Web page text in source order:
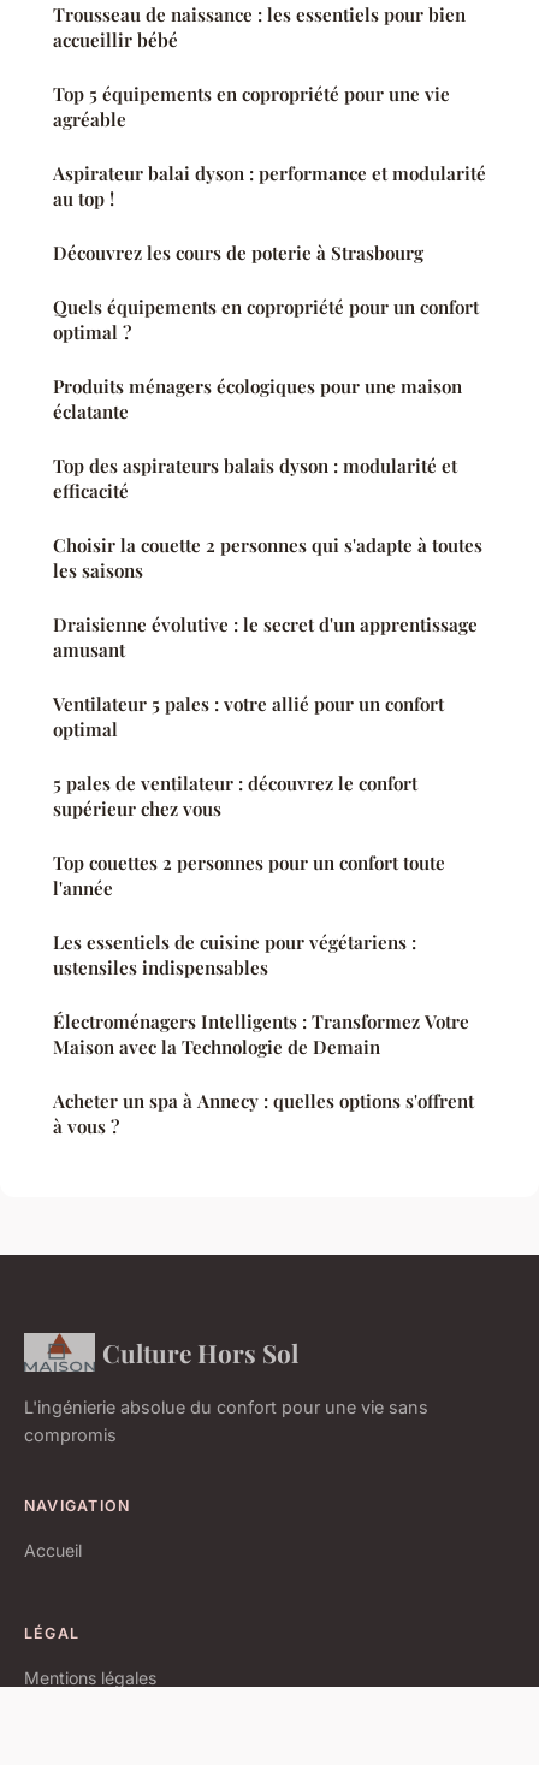
Trousseau de naissance : les essentiels pour bien
accueillir bébé
Top 5 équipements en copropriété pour une vie
agréable
Aspirateur balai dyson : performance et modularité
au top !
Découvrez les cours de poterie à Strasbourg
Quels équipements en copropriété pour un confort
optimal ?
Produits ménagers écologiques pour une maison
éclatante
Top des aspirateurs balais dyson : modularité et
efficacité
Choisir la couette 2 personnes qui s'adapte à toutes
les saisons
Draisienne évolutive : le secret d'un apprentissage
amusant
Ventilateur 5 pales : votre allié pour un confort
optimal
5 pales de ventilateur : découvrez le confort
supérieur chez vous
Top couettes 2 personnes pour un confort toute
l'année
Les essentiels de cuisine pour végétariens :
ustensiles indispensables
Électroménagers Intelligents : Transformez Votre
Maison avec la Technologie de Demain
Acheter un spa à Annecy : quelles options s'offrent
à vous ?
Culture Hors Sol
L'ingénierie absolue du confort pour une vie sans
compromis
NAVIGATION
Accueil
LÉGAL
Mentions légales